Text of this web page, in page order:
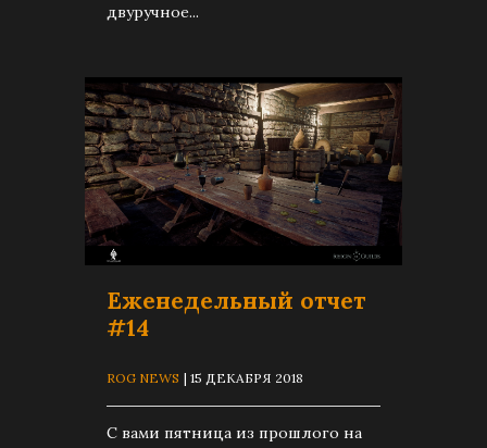
двуручное...
Еженедельный отчет
#14
ROG NEWS | 15 ДЕКАБРЯ 2018
С вами пятница из прошлого на